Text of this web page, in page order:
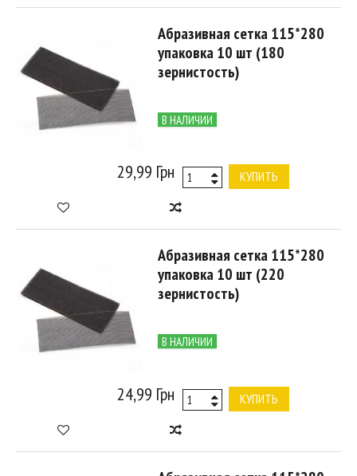
Абразивная сетка 115*280
упаковка 10 шт (180
зернистость)
В НАЛИЧИИ
29,99 Грн КУПИТЬ
Абразивная сетка 115*280
упаковка 10 шт (220
зернистость)
В НАЛИЧИИ
24,99 Грн КУПИТЬ